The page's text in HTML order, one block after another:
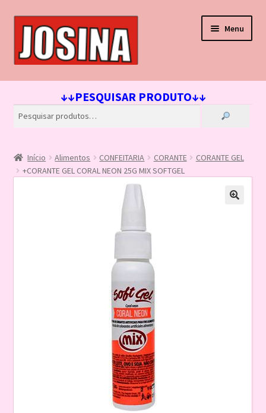
Pular
para
navegação
Pular
para
conteúdo
Menu
Início
Carrinho
Lista de Desejos
↓↓PESQUISAR PRODUTO↓↓
Início Alimentos CONFEITARIA CORANTE
CORANTE GEL
+CORANTE GEL CORAL NEON 25G MIX SOFTGEL